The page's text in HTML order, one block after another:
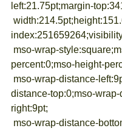
left:21.75pt;margin-
percent:0;mso-height-
distance-top:0;mso-
right:9pt;